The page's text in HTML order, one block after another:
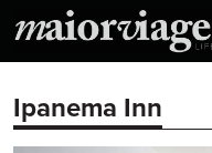
Ipanema Inn